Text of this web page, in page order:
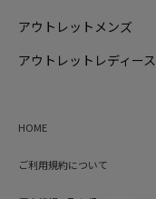
アウトレットメンズ
アウトレットレディース
HOME
ご利用規約について